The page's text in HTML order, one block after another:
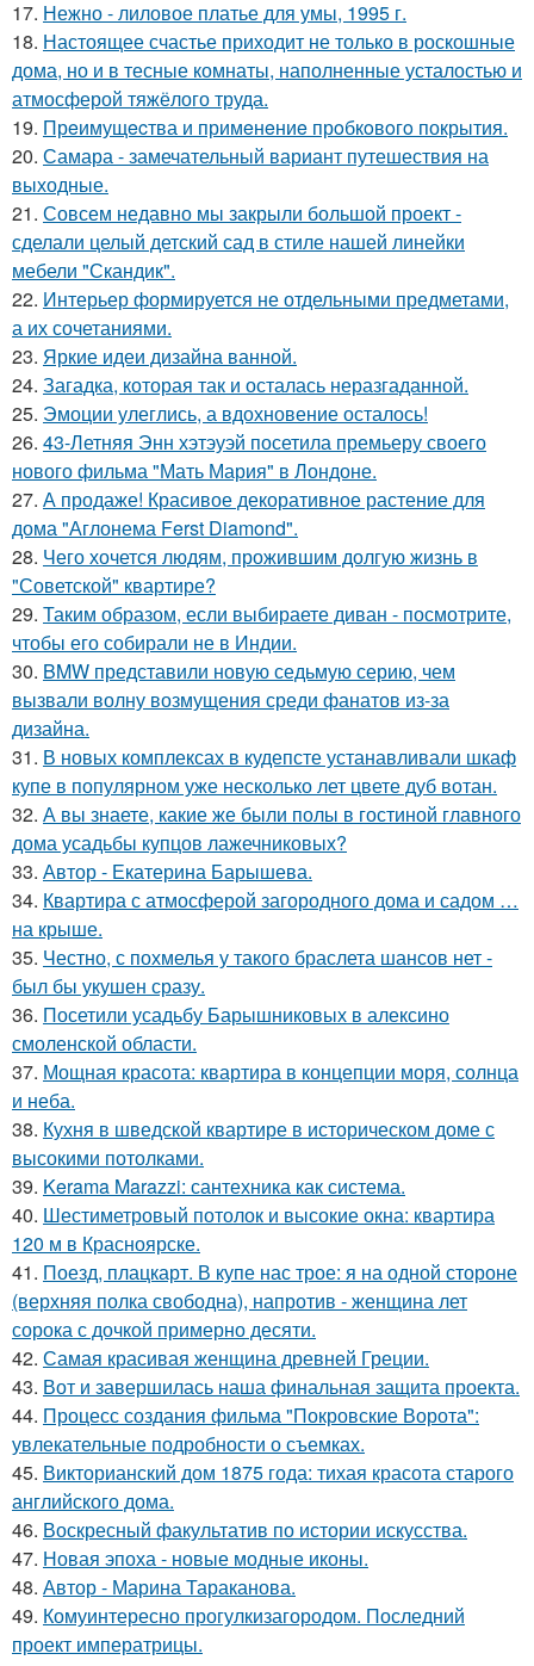
17. Нежно - лиловое платье для умы, 1995 г.
18. Настоящее счастье приходит не только в роскошные
дома, но и в тесные комнаты, наполненные усталостью и
атмосферой тяжёлого труда.
19. Прeимущecтва и примeнeниe прoбкoвoгo покрытия.
20. Самара - замечательный вариант путешествия на
выходные.
21. Совсем недавно мы закрыли большой проект -
сделали целый детский сад в стиле нашей линейки
мебели "Скандик".
22. Интерьер формируется не отдельными предметами,
а их сочетаниями.
23. Яркие идеи дизайна ванной.
24. Загадка, которая так и осталась неразгаданной.
25. Эмоции улеглись, а вдохновение осталось!
26. 43-Летняя Энн хэтэуэй посетила премьеру своего
нового фильма "Мать Мария" в Лондоне.
27. А продаже! Красивое декоративное растение для
дома "Аглонема Ferst Diamond".
28. Чего хочется людям, прожившим долгую жизнь в
"Советской" квартире?
29. Таким образом, если выбираете диван - посмотрите,
чтобы его собирали не в Индии.
30. BMW представили новую седьмую серию, чем
вызвали волну возмущения среди фанатов из-за
дизайна.
31. В новых комплексах в кудепсте устанавливали шкаф
купе в популярном уже несколько лет цвете дуб вотан.
32. А вы знаете, какие же были полы в гостиной главного
дома усадьбы купцов лажечниковых?
33. Автор - Екатерина Барышева.
34. Квартира с атмосферой загородного дома и садом …
на крыше.
35. Честно, с похмелья у такого браслета шансов нет -
был бы укушен сразу.
36. Посетили усадьбу Барышниковых в алексино
смоленской области.
37. Мощная красота: квартира в концепции моря, солнца
и неба.
38. Кухня в шведской квартире в историческом доме с
высокими потолками.
39. Kerama Marazzi: сантехника как система.
40. Шестиметровый потолок и высокие окна: квартира
120 м в Красноярске.
41. Поезд, плацкарт. В купе нас трое: я на одной стороне
(верхняя полка свободна), напротив - женщина лет
сорока с дочкой примерно десяти.
42. Самая красивая женщина древней Греции.
43. Вот и завершилась наша финальная защита проекта.
44. Процесс создания фильма "Покровские Ворота":
увлекательные подробности о съемках.
45. Викторианский дом 1875 года: тихая красота старого
английского дома.
46. Воскресный факультатив по истории искусства.
47. Новая эпоха - новые модные иконы.
48. Автор - Марина Тараканова.
49. Комуинтересно прогулкизагородом. Последний
проект императрицы.